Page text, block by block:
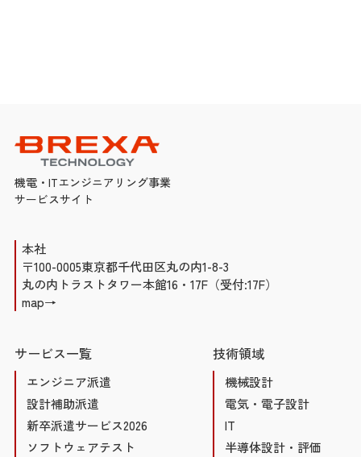
機電・ITエンジニアリング事業
サービスサイト
本社
〒100-0005東京都千代田区丸の内1-8-3
丸の内トラストタワー本館16・17F（受付:17F）
map→
サービス一覧
エンジニア派遣
設計補助派遣
新卒派遣サービス2026
ソフトウェアテスト
技術領域
機械設計
電気・電子設計
IT
半導体設計・評価